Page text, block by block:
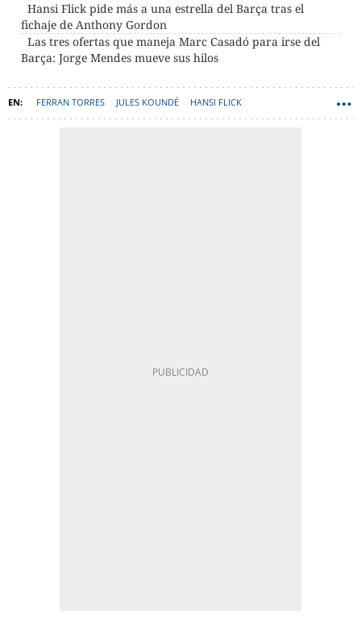
Hansi Flick pide más a una estrella del Barça tras el
fichaje de Anthony Gordon
Las tres ofertas que maneja Marc Casadó para irse del
Barça: Jorge Mendes mueve sus hilos
FERRAN TORRES JULES KOUNDÉ HANSI FLICK